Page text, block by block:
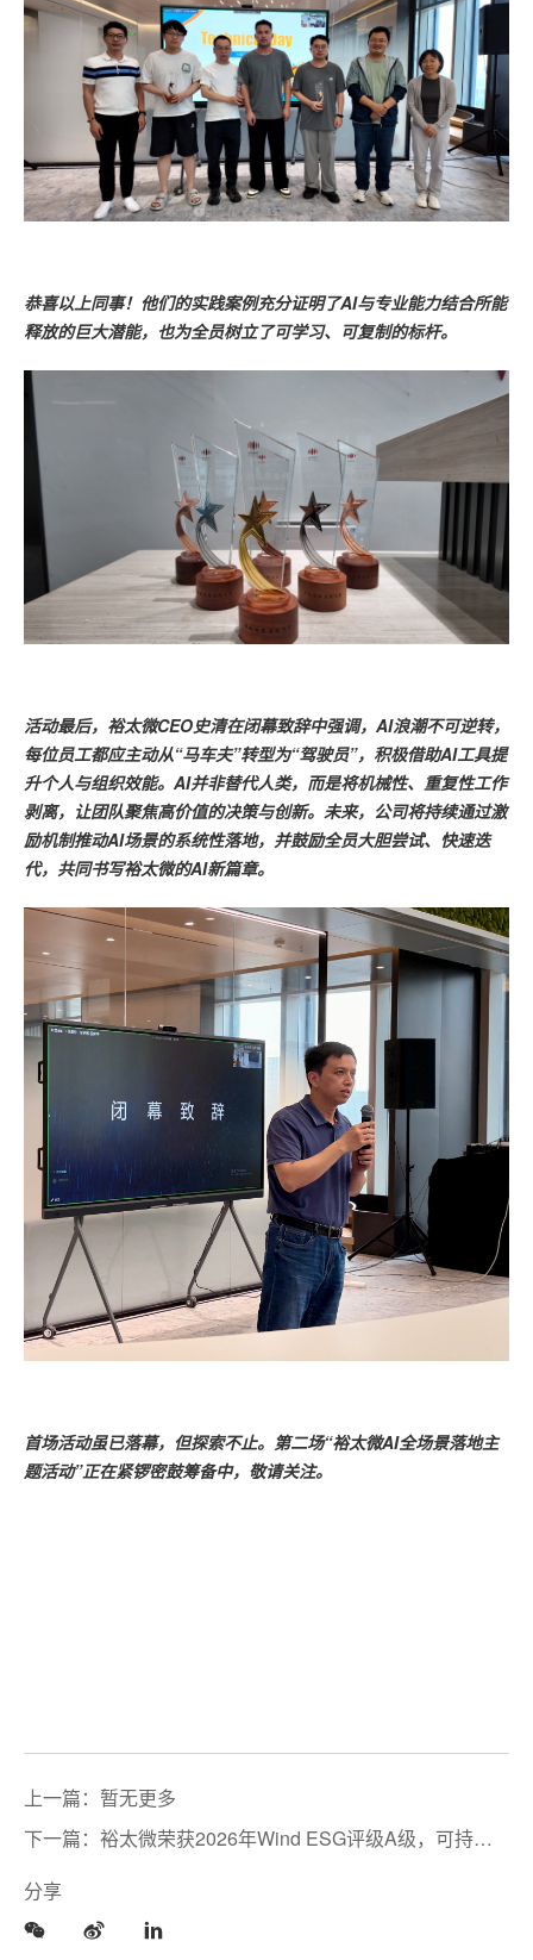
恭喜以上同事！他们的实践案例充分证明了AI与专业能力结合所能
释放的巨大潜能，也为全员树立了可学习、可复制的标杆。
活动最后，裕太微CEO史清在闭幕致辞中强调，AI浪潮不可逆转，
每位员工都应主动从“马车夫”转型为“驾驶员”，积极借助AI工具提
升个人与组织效能。AI并非替代人类，而是将机械性、重复性工作
剥离，让团队聚焦高价值的决策与创新。未来，公司将持续通过激
励机制推动AI场景的系统性落地，并鼓励全员大胆尝试、快速迭
代，共同书写裕太微的AI新篇章。
首场活动虽已落幕，但探索不止。第二场“裕太微AI全场景落地主
题活动”正在紧锣密鼓筹备中，敬请关注。
上一篇：暂无更多
下一篇：裕太微荣获2026年Wind ESG评级A级，可持续
分享